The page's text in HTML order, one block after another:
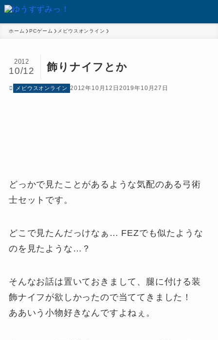
ホーム PCゲーム メビウスオンライン
飾りナイフとか
2012
10/12
メビウスオンライン 2012年10月12日 2019年10月27日
どっかで見たことがあるような気配のある弓術
士セットです。
どこで見たんだっけなぁ… FEZでも似たような
のを見たような…？
そんなお話は置いておきまして、腿に付ける装
飾ナイフが欲しかったので当ててきました！
ああいう小物好きなんですよねぇ。